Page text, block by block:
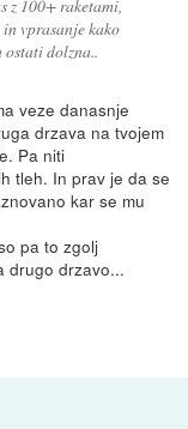
z 100+ raketami,
vprasanje kako
ostati dolzna..
veze danasnje
drzava na tvojem
Pa niti
tleh. In prav je da se
kar se mu
pa to zgolj
drugo drzavo...